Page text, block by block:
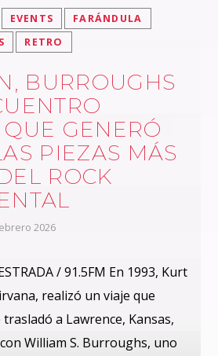
EVENTS
FARÁNDULA
RETRO
BURROUGHS
GENERÓ
PIEZAS MÁS
ROCK
2026
/ 91.5FM En 1993, Kurt
realizó un viaje que
a Lawrence, Kansas,
William S. Burroughs, uno